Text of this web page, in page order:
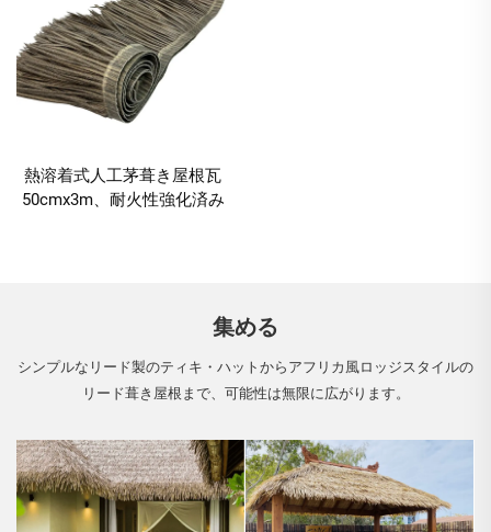
熱溶着式人工茅葺き屋根瓦
50cmx3m、耐火性強化済み
集める
シンプルなリード製のティキ・ハットからアフリカ風ロッジスタイルの
リード葺き屋根まで、可能性は無限に広がります。